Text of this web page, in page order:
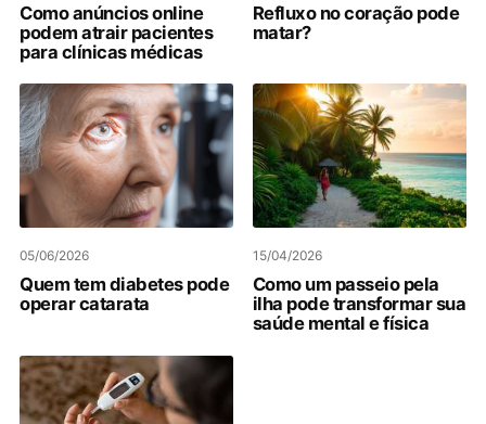
Como anúncios online
podem atrair pacientes
para clínicas médicas
Refluxo no coração pode
matar?
05/06/2026
Quem tem diabetes pode
operar catarata
15/04/2026
Como um passeio pela
ilha pode transformar sua
saúde mental e física